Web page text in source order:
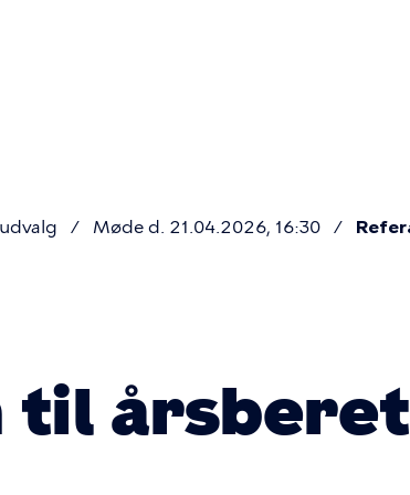
Møde d. 21.04.2026, 16:30
til